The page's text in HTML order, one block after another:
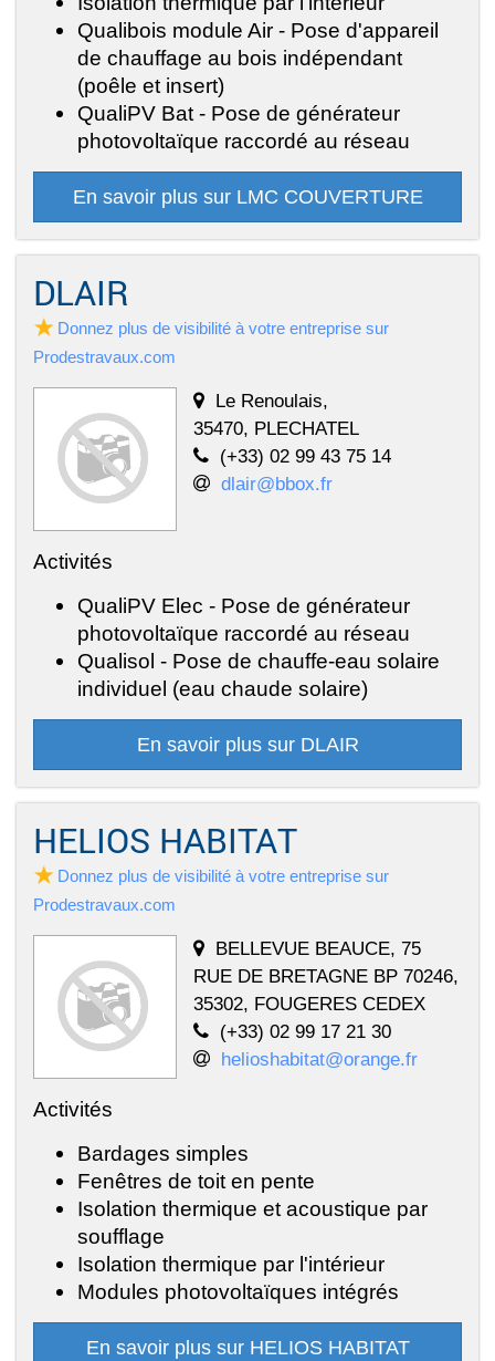
Qualibois module Air - Pose d'appareil
de chauffage au bois indépendant
(poêle et insert)
QualiPV Bat - Pose de générateur
photovoltaïque raccordé au réseau
En savoir plus sur LMC COUVERTURE
DLAIR
Donnez plus de visibilité à votre entreprise sur
Prodestravaux.com
Le Renoulais,
35470, PLECHATEL
(+33) 02 99 43 75 14
dlair@bbox.fr
Activités
QualiPV Elec - Pose de générateur
photovoltaïque raccordé au réseau
Qualisol - Pose de chauffe-eau solaire
individuel (eau chaude solaire)
En savoir plus sur DLAIR
HELIOS HABITAT
Donnez plus de visibilité à votre entreprise sur
Prodestravaux.com
BELLEVUE BEAUCE, 75
RUE DE BRETAGNE BP 70246,
35302, FOUGERES CEDEX
(+33) 02 99 17 21 30
helioshabitat@orange.fr
Activités
Bardages simples
Fenêtres de toit en pente
Isolation thermique et acoustique par
soufflage
Isolation thermique par l'intérieur
Modules photovoltaïques intégrés
En savoir plus sur HELIOS HABITAT